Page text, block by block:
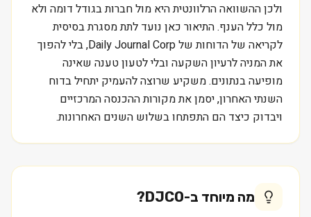
ולכן ההשוואה הרלוונטית היא מול חברות בגודל דומה ולא
מול כלל הענף. התיאור כאן נועד לתת מסגרת בסיסית
לקריאה של הדוחות של Daily Journal Corp, בלי להפוך
את המניה לרעיון השקעה ובלי לטעון טענה שאינה
מופיעה בנתונים. משקיע שרוצה להעמיק יתחיל בדוח
השנתי האחרון, יסמן את מקורות ההכנסה המרכזיים
ויבדוק כיצד הם התפתחו בשלוש השנים האחרונות.
מה מיוחד ב-DJCO
?